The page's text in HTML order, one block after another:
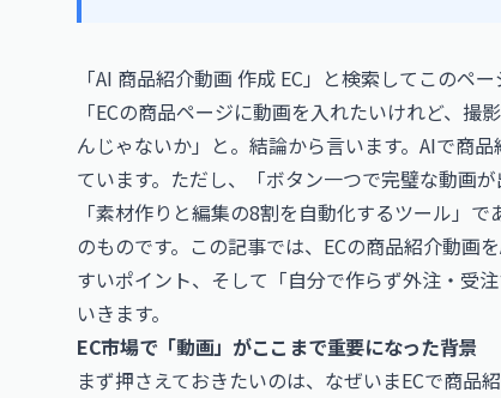
「AI 商品紹介動画 作成 EC」と検索してこのペ
「ECの商品ページに動画を入れたいけれど、
んじゃないか」と。結論から言います。AIで商
ています。ただし、「ボタン一つで完璧な動画
「素材作りと編集の8割を自動化するツール」
のものです。この記事では、ECの商品紹介動画
すいポイント、そして「自分で作らず外注・受
いきます。
EC市場で「動画」がここまで重要になった背景
まず押さえておきたいのは、なぜいまECで商品